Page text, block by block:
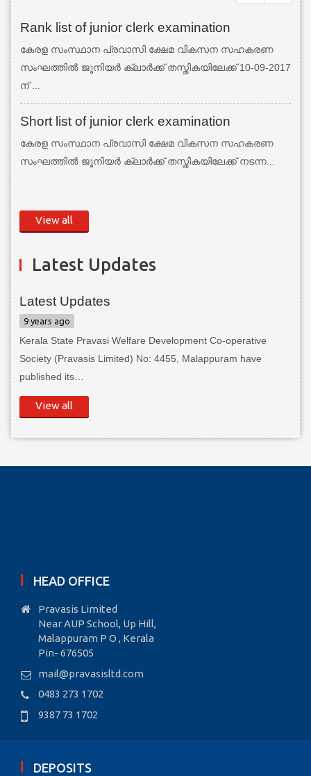
Rank list of junior clerk examination
കേരള സംസ്ഥാന പ്രവാസി ക്ഷേമ വികസന സഹകരണ
സംഘത്തില്‍ ജൂനിയര്‍ ക്ലാര്‍ക്ക് തസ്തികയിലേക്ക് 10-09-2017
ന് ...
Short list of junior clerk examination
കേരള സംസ്ഥാന പ്രവാസി ക്ഷേമ വികസന സഹകരണ
സംഘത്തില്‍ ജൂനിയര്‍ ക്ലാര്‍ക്ക് തസ്തികയിലേക്ക് നടന്ന...
View all
Latest Updates
Latest Updates
9 years ago
Kerala State Pravasi Welfare Development Co-operative
Society (Pravasis Limited) No: 4455, Malappuram have
published its…
View all
HEAD OFFICE
Pravasis Limited
Near AUP School, Up Hill,
Malappuram P O , Kerala
Pin- 676505
mail@pravasisltd.com
0483 273 1702
9387 73 1702
DEPOSITS